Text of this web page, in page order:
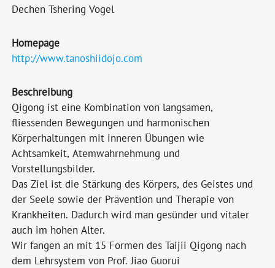
Dechen Tshering Vogel
Homepage
http://www.tanoshiidojo.com
Beschreibung
Qigong ist eine Kombination von langsamen,
fliessenden Bewegungen und harmonischen
Körperhaltungen mit inneren Übungen wie
Achtsamkeit, Atemwahrnehmung und
Vorstellungsbilder.
Das Ziel ist die Stärkung des Körpers, des Geistes und
der Seele sowie der Prävention und Therapie von
Krankheiten. Dadurch wird man gesünder und vitaler
auch im hohen Alter.
Wir fangen an mit 15 Formen des Taijii Qigong nach
dem Lehrsystem von Prof. Jiao Guorui